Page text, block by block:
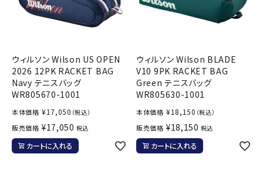
ウィルソン Wilson US OPEN
2026 12PK RACKET BAG
Navy テニスバッグ
WR805670-1001
本体価格 ¥17,050 （税込）
販売価格 ¥17,050 税込
カートに入れる
ウィルソン Wilson BLADE
V10 9PK RACKET BAG
Green テニスバッグ
WR805630-1001
本体価格 ¥18,150 （税込）
販売価格 ¥18,150 税込
カートに入れる